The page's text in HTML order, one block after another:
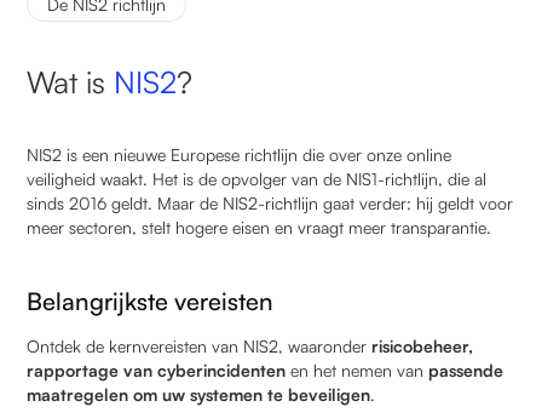
Wat is NIS2?
NIS2 is een nieuwe Europese richtlijn die over onze online
veiligheid waakt. Het is de opvolger van de NIS1-richtlijn, die al
sinds 2016 geldt. Maar de NIS2-richtlijn gaat verder: hij geldt voor
meer sectoren, stelt hogere eisen en vraagt meer transparantie.
Belangrijkste vereisten
Ontdek de kernvereisten van NIS2, waaronderrisicobeheer,
rapportage van cyberincidenten en het nemen vanpassende
maatregelen om uw systemen te beveiligen.